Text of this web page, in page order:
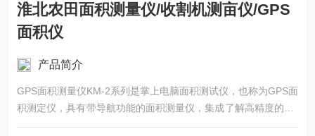
淮北农田面积测量仪/收割机测亩仪/GPS
面积仪
产品简介
GPS面积测量仪KM-2系列是掌上电脑面积测试仪，也称为GPS面
积测定仪，具有带导航功能的面积测量仪，集成了解高精度的GP
S定位系统、精确的面积计算方法和智能化的掌上电脑系统，能